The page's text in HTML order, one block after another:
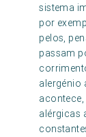
sistema
por
pelos,
passam
alergénio
alérgicas